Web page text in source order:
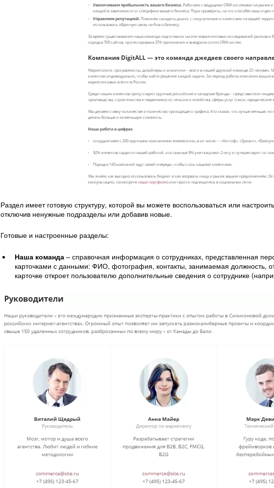
Раздел имеет готовую структуру, которой вы можете воспользоваться или
отключив ненужные подразделы или добавив новые.
Готовые и настроенные разделы:
Наша команда – справочная информация о сотрудниках, представленная
карточками с данными: ФИО, фотография, контакты, занимаемая должность,
карточке откроет пользователю дополнительные сведения о сотруднике